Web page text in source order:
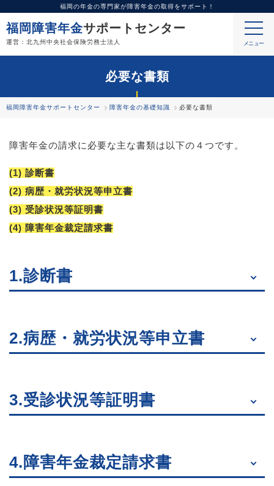
福岡の年金の専門家が障害年金の取得をサポート！
福岡障害年金サポートセンター
運営：北九州中央社会保険労務士法人
必要な書類
福岡障害年金サポートセンター 障害年金の基礎知識 必要な書類
障害年金の請求に必要な主な書類は以下の４つです。
診断書
病歴・就労状況等申立書
受診状況等証明書
障害年金裁定請求書
1.診断書
2.病歴・就労状況等申立書
3.受診状況等証明書
4.障害年金裁定請求書